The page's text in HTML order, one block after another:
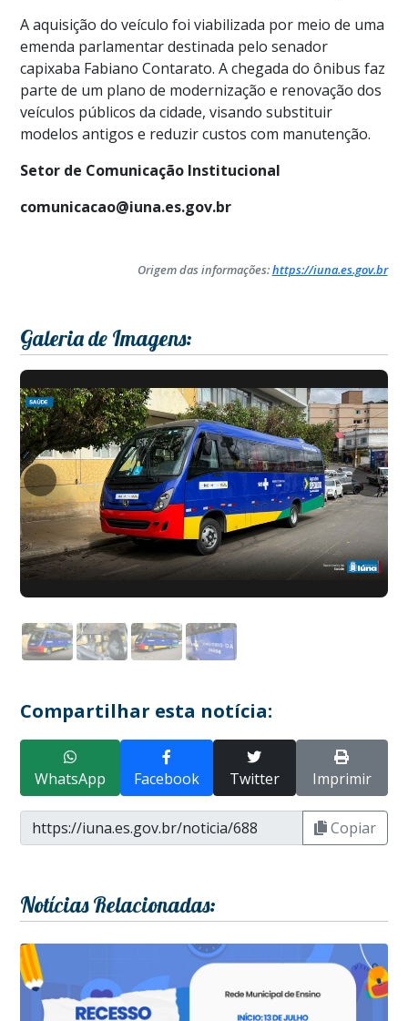
A aquisição do veículo foi viabilizada por meio de uma
emenda parlamentar destinada pelo senador
capixaba Fabiano Contarato. A chegada do ônibus faz
parte de um plano de modernização e renovação dos
veículos públicos da cidade, visando substituir
modelos antigos e reduzir custos com manutenção.
Setor de Comunicação Institucional
comunicacao@iuna.es.gov.br
Origem das informações:https://iuna.es.gov.br
Galeria de Imagens:
Compartilhar esta notícia:
WhatsApp Facebook Twitter Imprimir
Copiar
Notícias Relacionadas: